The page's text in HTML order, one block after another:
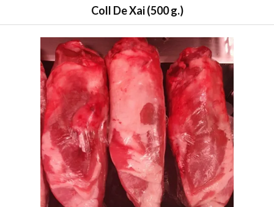
Coll De Xai (500 g.)